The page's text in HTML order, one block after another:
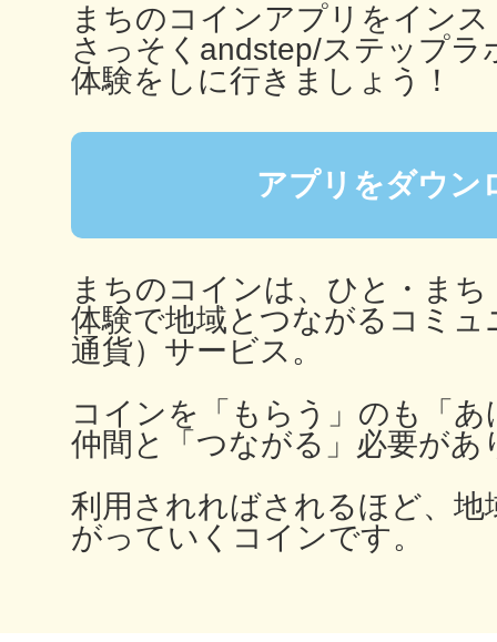
まちのコインアプリをイン
さっそくandstep/ステップラ
体験をしに行きましょう！
アプリをダウン
まちのコインは、ひと・ま
体験で地域とつながるコミュ
通貨）サービス。
コインを「もらう」のも「
仲間と「つながる」必要があ
利用されればされるほど、地
がっていくコインです。
池袋
生駒
日置